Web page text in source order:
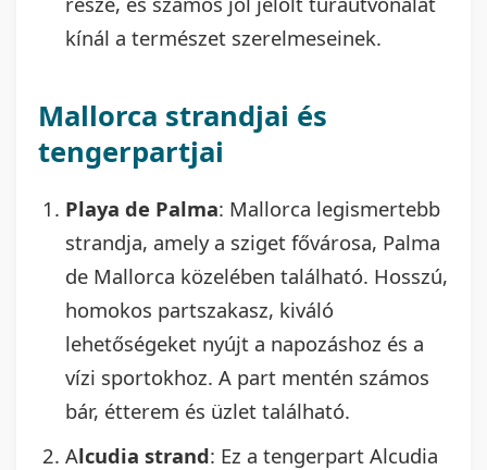
kínál a természet szerelmeseinek.
Mallorca strandjai és
tengerpartjai
Playa de Palma: Mallorca legismertebb
strandja, amely a sziget fővárosa, Palma
de Mallorca közelében található. Hosszú,
homokos partszakasz, kiváló
lehetőségeket nyújt a napozáshoz és a
vízi sportokhoz. A part mentén számos
bár, étterem és üzlet található.
Alcudia strand: Ez a tengerpart Alcudia